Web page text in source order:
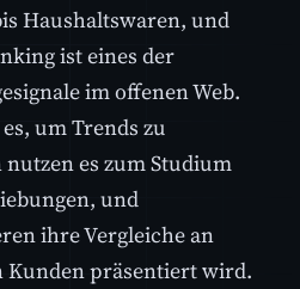
Haushaltswaren, und
ist eines der
im offenen Web.
um Trends zu
es zum Studium
und
ihre Vergleiche an
Kunden präsentiert wird.